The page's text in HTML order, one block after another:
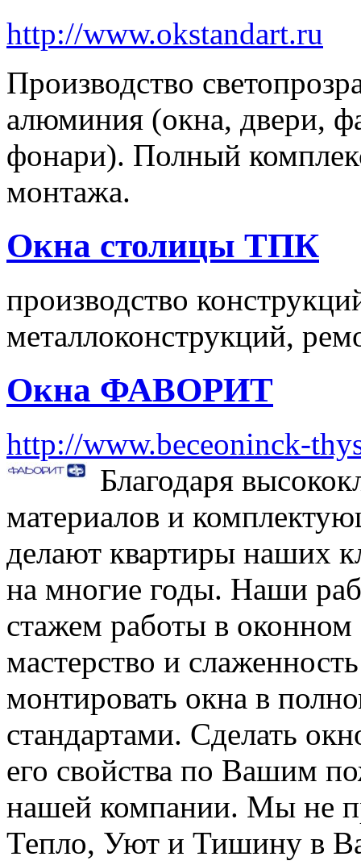
http://www.okstandart.ru
Производство
алюминия (окна, двери,
фонари). Полный
монтажа.
Окна столицы ТПК
производство
металлоконструкций,
Окна ФАВОРИТ
http://www.beceoninck-
Благодаря
материалов и
делают квартиры наших
на многие годы. Наши
стажем работы в оконном
мастерство и
монтировать окна в
стандартами. Сделать
его свойства по Вашим
нашей компании. Мы не
Тепло, Уют и Тишину в